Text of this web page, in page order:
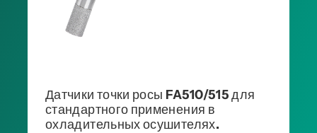
Датчики точки росы FA510/515 для
стандартного применения в
охладительных осушителях.